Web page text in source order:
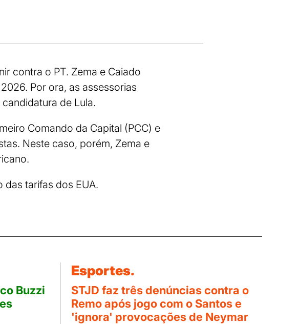
contra o PT. Zema e Caiado
Por ora, as assessorias
de Lula.
Comando da Capital (PCC) e
Neste caso, porém, Zema e
tarifas dos EUA.
Buzzi
Esportes.
STJD faz três denúncias contra o
Remo após jogo com o Santos e
'ignora' provocações de Neymar